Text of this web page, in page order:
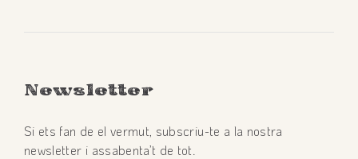
Newsletter
Si ets fan de el vermut, subscriu-te a la nostra
newsletter i assabenta’t de tot.